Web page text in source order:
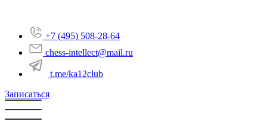
+7 (495) 508-28-64
chess-intellect@mail.ru
t.me/ka12club
Записаться